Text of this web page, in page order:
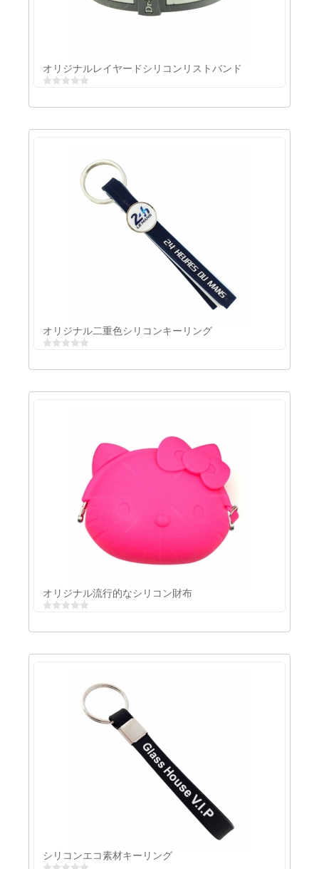
オリジナルレイヤードシリコンリストバンド
オリジナルレイヤードシリコンリストバンド
オリジナルレイヤードシリコンリストバンド
オリジナル二重色シリコンキーリング
オリジナル二重色シリコンキーリング
オリジナル流行的なシリコン財布
オリジナル流行的なシリコン財布
シリコンエコ素材キーリング